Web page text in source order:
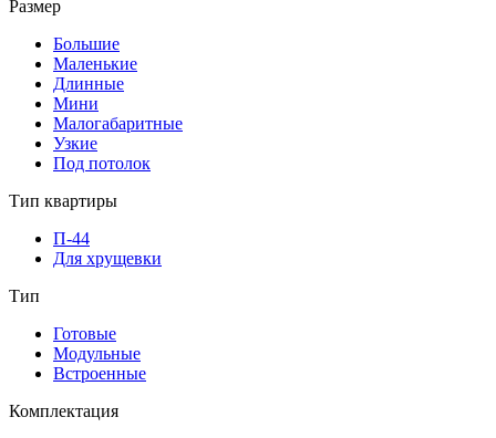
Размер
Большие
Маленькие
Длинные
Мини
Малогабаритные
Узкие
Под потолок
Тип квартиры
П-44
Для хрущевки
Тип
Готовые
Модульные
Встроенные
Комплектация